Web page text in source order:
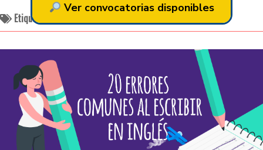
Ver convocatorias disponibles
Etiquetado: